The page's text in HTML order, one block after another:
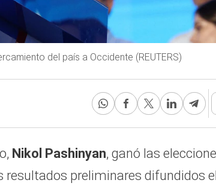
del país a Occidente (REUTERS)
Nikol Pashinyan, ganó las
resultados preliminares difundidos